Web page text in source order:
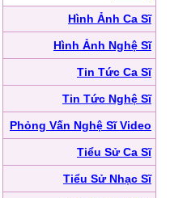
Hình Ảnh Ca Sĩ
Hình Ảnh Nghệ Sĩ
Tin Tức Ca Sĩ
Tin Tức Nghệ Sĩ
Phỏng Vấn Nghệ Sĩ Video
Tiểu Sử Ca Sĩ
Tiểu Sử Nhạc Sĩ